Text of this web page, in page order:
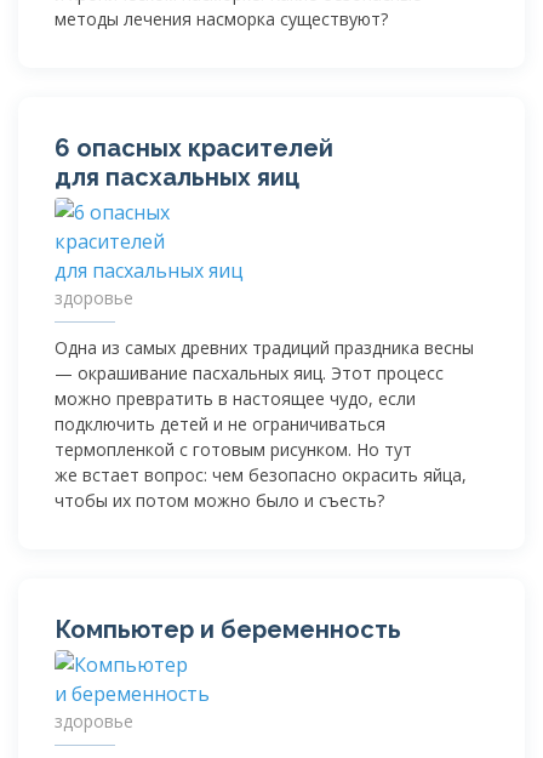
методы лечения насморка существуют?
6 опасных красителей
для пасхальных яиц
здоровье
Одна из самых древних традиций праздника весны
— окрашивание пасхальных яиц. Этот процесс
можно превратить в настоящее чудо, если
подключить детей и не ограничиваться
термопленкой с готовым рисунком. Но тут
же встает вопрос: чем безопасно окрасить яйца,
чтобы их потом можно было и съесть?
Компьютер и беременность
здоровье